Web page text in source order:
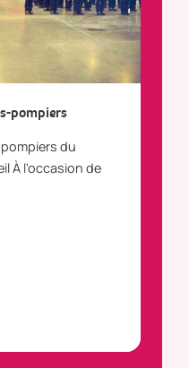
pompiers
du
À l'occasion de